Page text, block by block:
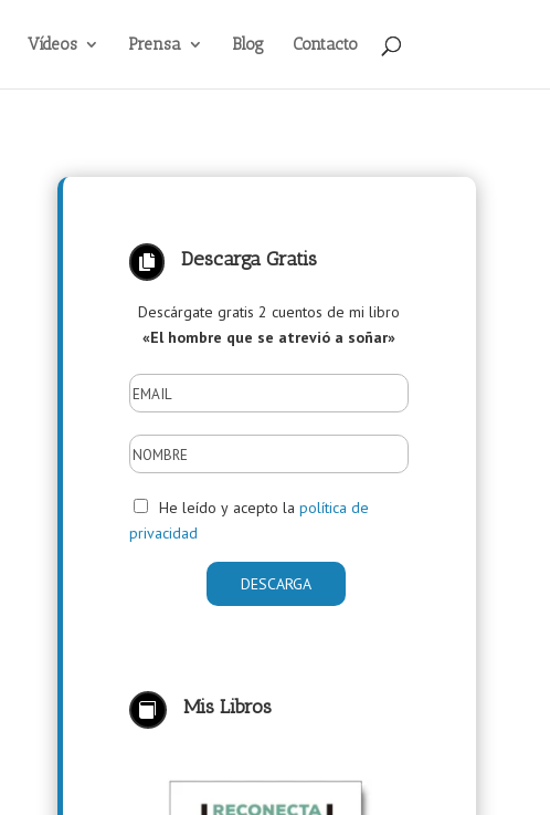
Vídeos Prensa Blog Contacto
 Descarga Gratis
Descárgate gratis 2 cuentos de mi libro
«El hombre que se atrevió a soñar»
He leído y acepto lapolítica de
privacidad
 Mis Libros